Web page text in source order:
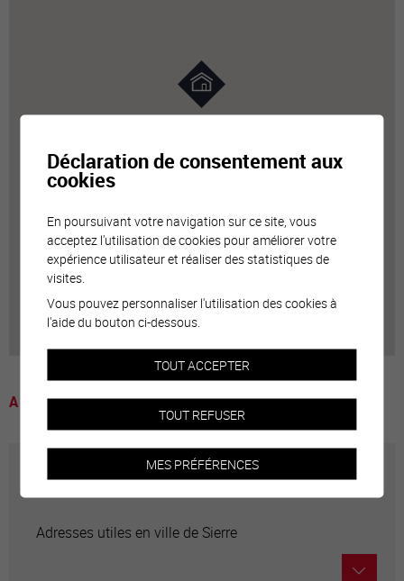
A voir
Annuaire communal
Adresses utiles en ville de Sierre
Déclaration de consentement aux
cookies
En poursuivant votre navigation sur ce site, vous
acceptez l'utilisation de cookies pour améliorer votre
expérience utilisateur et réaliser des statistiques de
visites.
Vous pouvez personnaliser l'utilisation des cookies à
l'aide du bouton ci-dessous.
TOUT ACCEPTER
TOUT REFUSER
MES PRÉFÉRENCES